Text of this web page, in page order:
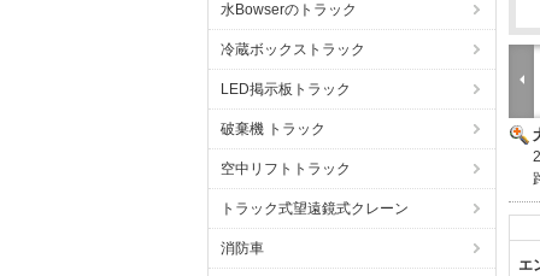
水Bowserのトラック
冷蔵ボックストラック
LED掲示板トラック
破棄機 トラック
空中リフトトラック
トラック式望遠鏡式クレーン
消防車
エ